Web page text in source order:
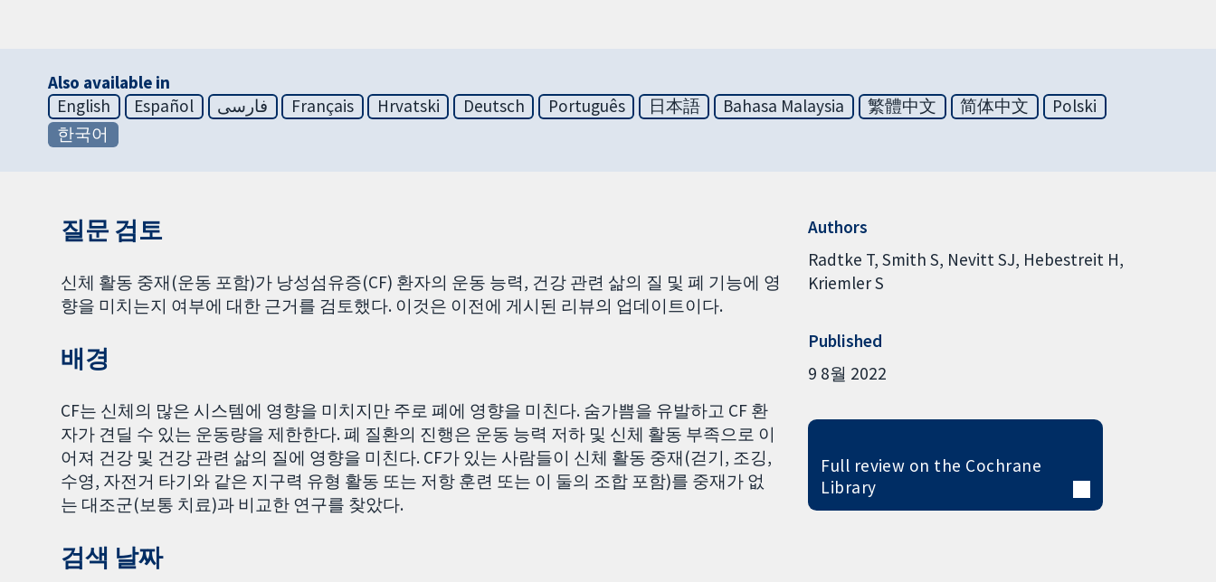
Also available in
English
Español فارسی Français Hrvatski Deutsch Português 日本語 Bahasa Malaysia 繁體中文 简体中文
Polski
한국어
질문 검토
신체 활동 중재(운동 포함)가 낭성섬유증(CF) 환자의 운동 능력, 건강 관련 삶의 질 및 폐 기능에 영
향을 미치는지 여부에 대한 근거를 검토했다. 이것은 이전에 게시된 리뷰의 업데이트이다.
배경
CF는 신체의 많은 시스템에 영향을 미치지만 주로 폐에 영향을 미친다. 숨가쁨을 유발하고 CF 환
자가 견딜 수 있는 운동량을 제한한다. 폐 질환의 진행은 운동 능력 저하 및 신체 활동 부족으로 이
어져 건강 및 건강 관련 삶의 질에 영향을 미친다. CF가 있는 사람들이 신체 활동 중재(걷기, 조깅,
수영, 자전거 타기와 같은 지구력 유형 활동 또는 저항 훈련 또는 이 둘의 조합 포함)를 중재가 없
는 대조군(보통 치료)과 비교한 연구를 찾았다.
검색 날짜
Authors
Radtke T Smith S Nevitt SJ Hebestreit H
Kriemler S
Published
9 8월 2022
Full review on the Cochrane
Library